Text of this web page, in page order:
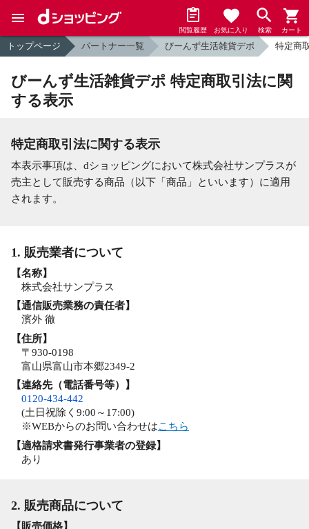
閲覧履歴 お気に入り 検索 カート
トップページ パートナー一覧 びーんず生活雑貨デポ 特定商
びーんず生活雑貨デポ 特定商取引法に関
する表示
特定商取引法に関する表示
本表示事項は、dショッピングにおいて株式会社サンプラスが
売主として販売する商品（以下「商品」といいます）に適用
されます。
1. 販売業者について
【名称】
株式会社サンプラス
【通信販売業務の責任者】
濱外 徹
【住所】
〒930-0198
富山県富山市本郷2349-2
【連絡先（電話番号等）】
0120-434-442
(土日祝除く9:00～17:00)
※WEBからのお問い合わせはこちら
【適格請求書発行事業者の登録】
あり
2. 販売商品について
【販売価格】